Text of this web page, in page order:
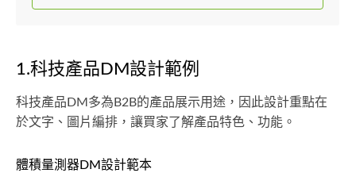
1.科技產品DM設計範例
科技產品DM多為B2B的產品展示用途，因此設計重點在
於文字、圖片編排，讓買家了解產品特色、功能。
體積量測器DM設計範本